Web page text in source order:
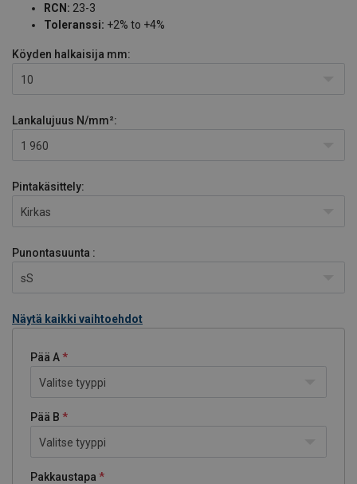
RCN: 23-3
Toleranssi: +2% to +4%
Köyden halkaisija mm:
10
Lankalujuus N/mm²:
1 960
Pintakäsittely:
Kirkas
Punontasuunta :
sS
Näytä kaikki vaihtoehdot
Pää A
Valitse tyyppi
Pää B
Valitse tyyppi
Pakkaustapa